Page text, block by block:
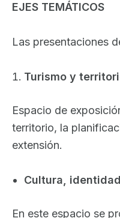
EJES TEMÁTICOS
Las presentaciones
Turismo y
Espacio de
territorio, la
extensión.
Cultura,
En este espacio se